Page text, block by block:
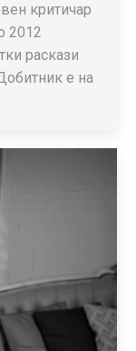
критичар
2012
раскази
е на